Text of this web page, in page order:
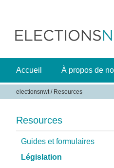
Accueil À propos de
V
o
u
s
ê
electionsnwt/ Resources
Resources
Guides et formulaires
Législation